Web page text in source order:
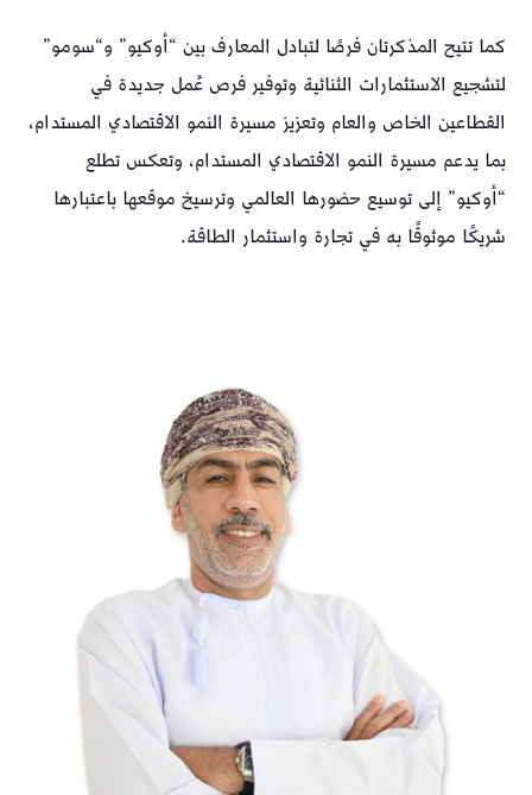
كما تتيح المذكرتان فرصًا لتبادل المعارف بين “أوكيو” و“سومو”
لتشجيع الاستثمارات الثنائية وتوفير فرص عُمل جديدة في
القطاعين الخاص والعام وتعزيز مسيرة النمو الاقتصادي المستدام،
بما يدعم مسيرة النمو الاقتصادي المستدام، وتعكس تطلع
“أوكيو” إلى توسيع حضورها العالمي وترسيخ موقعها باعتبارها
شريكًا موثوقًا به في تجارة واستثمار الطاقة.